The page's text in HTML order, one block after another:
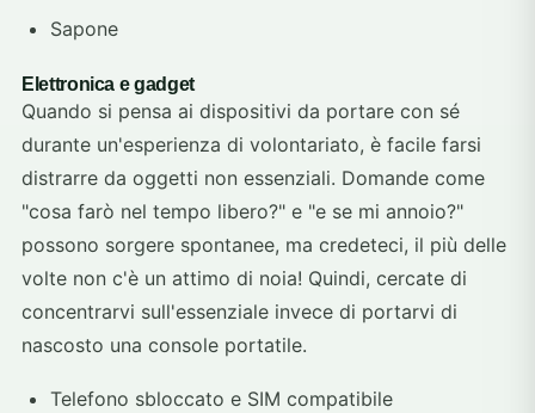
Sapone
Elettronica e gadget
Quando si pensa ai dispositivi da portare con sé
durante un'esperienza di volontariato, è facile farsi
distrarre da oggetti non essenziali. Domande come
"cosa farò nel tempo libero?" e "e se mi annoio?"
possono sorgere spontanee, ma credeteci, il più delle
volte non c'è un attimo di noia! Quindi, cercate di
concentrarvi sull'essenziale invece di portarvi di
nascosto una console portatile.
Telefono sbloccato e SIM compatibile